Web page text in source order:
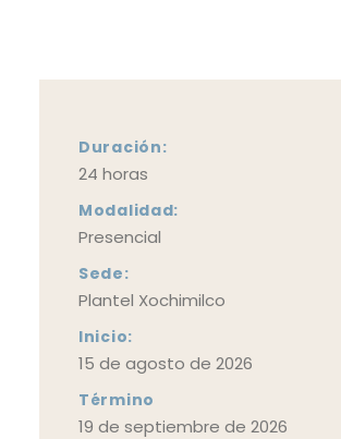
Duración:
24 horas
Modalidad:
Presencial
Sede:
Plantel Xochimilco
Inicio:
15 de agosto de 2026
Término
19 de septiembre de 2026